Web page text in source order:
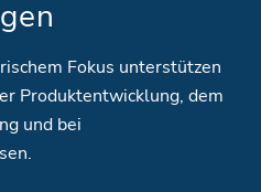
Fokus unterstützen
Produktentwicklung, dem
und bei